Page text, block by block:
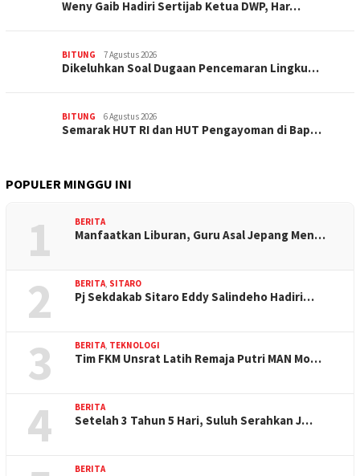
Weny Gaib Hadiri Sertijab Ketua DWP, Har…
BITUNG 7 Agustus 2026
Dikeluhkan Soal Dugaan Pencemaran Lingku…
BITUNG 6 Agustus 2026
Semarak HUT RI dan HUT Pengayoman di Bap…
POPULER MINGGU INI
1 BERITA
Manfaatkan Liburan, Guru Asal Jepang Men…
2 BERITA, SITARO
Pj Sekdakab Sitaro Eddy Salindeho Hadiri…
3 BERITA, TEKNOLOGI
Tim FKM Unsrat Latih Remaja Putri MAN Mo…
4 BERITA
Setelah 3 Tahun 5 Hari, Suluh Serahkan J…
BERITA